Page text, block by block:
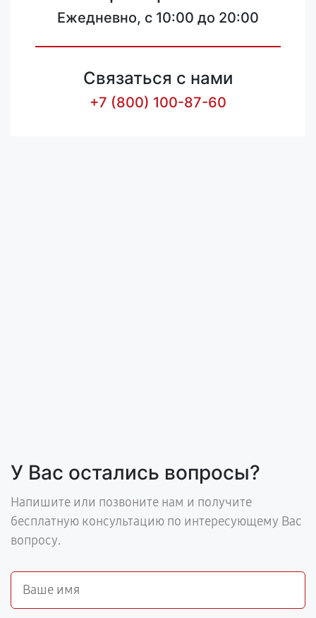
Ежедневно, с 10:00 до 20:00
Связаться с нами
+7 (800) 100-87-60
У Вас остались вопросы?
Напишите или позвоните нам и получите
бесплатную консультацию по интересующему Вас
вопросу.